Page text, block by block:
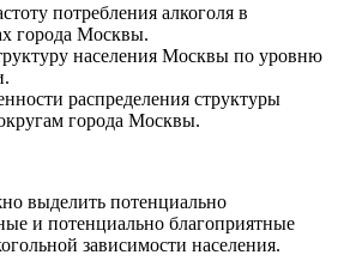
потребления алкоголя в
города Москвы.
населения Москвы по уровню
распределения структуры
города Москвы.
выделить потенциально
и потенциально благоприятные
зависимости населения.